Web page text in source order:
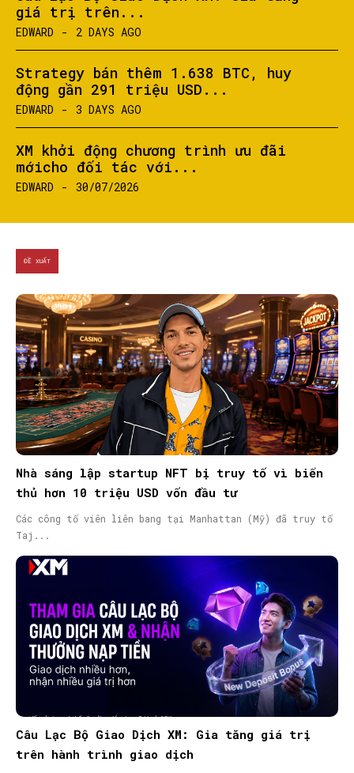
SEARCH...
giá trị trên...
EDWARD - 2 DAYS AGO
Strategy bán thêm 1.638 BTC, huy
động gần 291 triệu USD...
EDWARD - 3 DAYS AGO
XM khởi động chương trình ưu đãi
mớicho đối tác với...
EDWARD - 30/07/2026
ĐỀ XUẤT
Nhà sáng lập startup NFT bị truy tố vì biển
thủ hơn 10 triệu USD vốn đầu tư
Các công tố viên liên bang tại Manhattan (Mỹ) đã truy tố
Taj...
Câu Lạc Bộ Giao Dịch XM: Gia tăng giá trị
trên hành trình giao dịch